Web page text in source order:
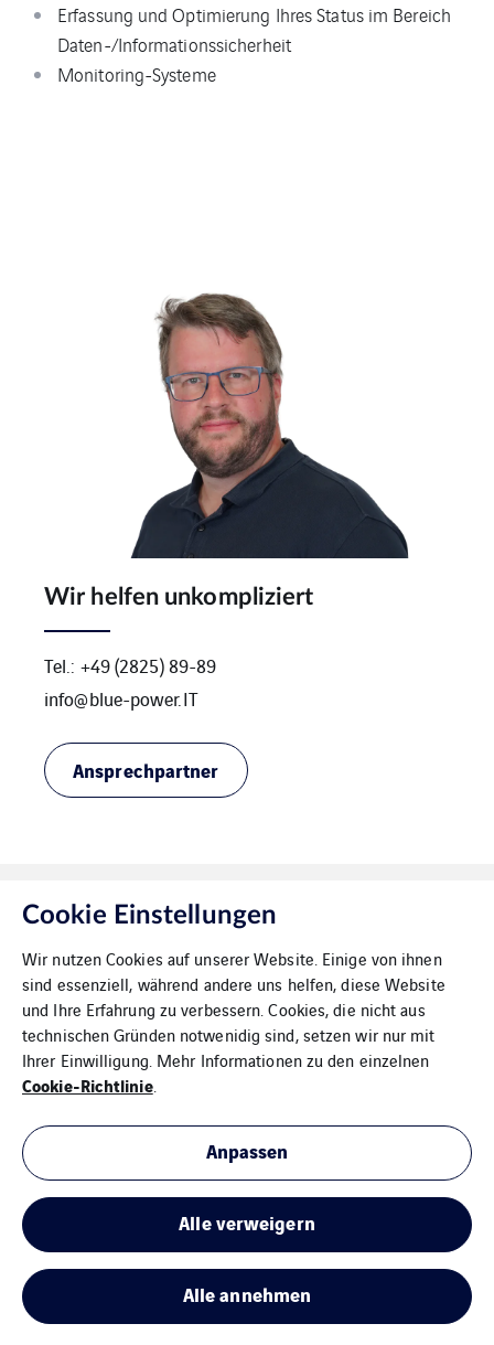
Erfassung und Optimierung Ihres Status im Bereich
Daten-/Informationssicherheit
Monitoring-Systeme
Wir helfen unkompliziert
Tel.: +49 (2825) 89-89
info@blue-power.IT
Ansprechpartner
Impressum
AGB
Datenschutzerklärung
Cookies
Sitemap
VINCI Energies: Ethik- und Menschenrechte
Cookie Einstellungen
Wir nutzen Cookies auf unserer Website. Einige von ihnen
sind essenziell, während andere uns helfen, diese Website
und Ihre Erfahrung zu verbessern. Cookies, die nicht aus
technischen Gründen notwenidig sind, setzen wir nur mit
Ihrer Einwilligung. Mehr Informationen zu den einzelnen
Cookie-Richtlinie.
Anpassen
Alle verweigern
Alle annehmen